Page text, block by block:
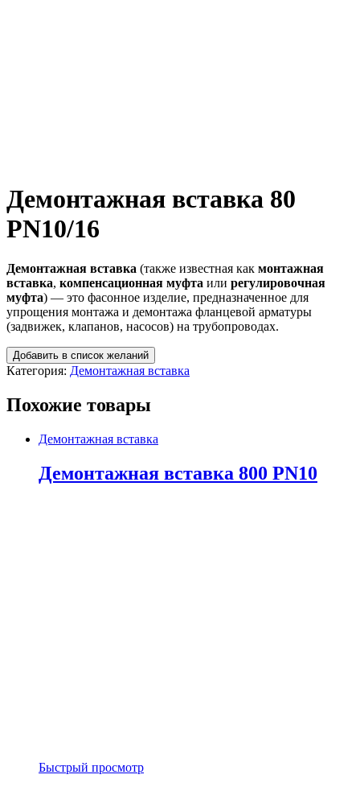
Демонтажная вставка 80
PN10/16
Демонтажная вставка (также известная как монтажная
вставка, компенсационная муфта или регулировочная
муфта) — это фасонное изделие, предназначенное для
упрощения монтажа и демонтажа фланцевой арматуры
(задвижек, клапанов, насосов) на трубопроводах.
Добавить в список желаний
Категория: Демонтажная вставка
Похожие товары
Демонтажная вставка
Демонтажная вставка 800 PN10
Быстрый просмотр